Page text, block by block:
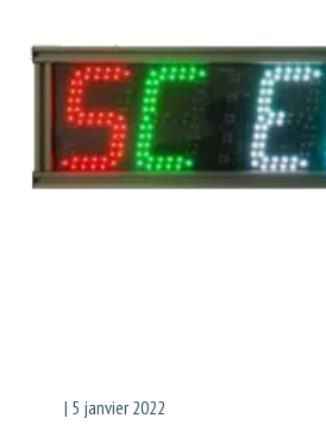
| 5 janvier 2022